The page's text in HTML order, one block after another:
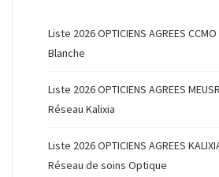
Liste 2026 OPTICIENS AGREES
Blanche
Liste 2026 OPTICIENS AGREES
Réseau Kalixia
Liste 2026 OPTICIENS AGREES
Réseau de soins Optique